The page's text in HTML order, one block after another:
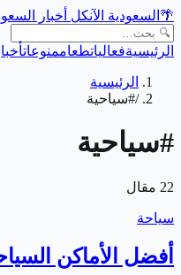
🌴 السعودية الآنكل أخبار
الرئيسيةفعالياتطعاممنوعات
الرئيسية
/#سياحية
#سياحية
22 مقال
سياحة
أفضل الأماكن السياحية في